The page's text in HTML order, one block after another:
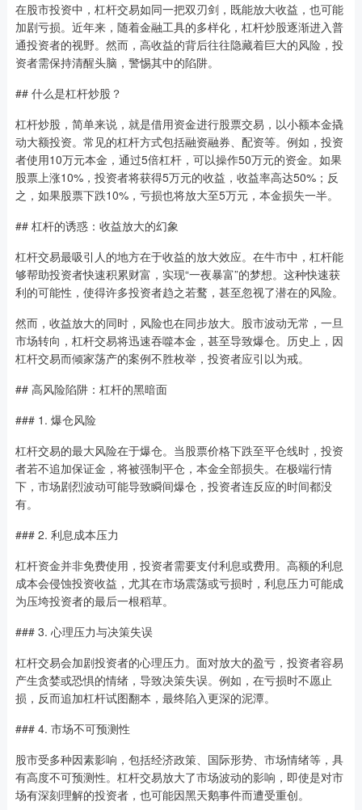
在股市投资中，杠杆交易如同一把双刃剑，既能放大收益，也可能
加剧亏损。近年来，随着金融工具的多样化，杠杆炒股逐渐进入普
通投资者的视野。然而，高收益的背后往往隐藏着巨大的风险，投
资者需保持清醒头脑，警惕其中的陷阱。
## 什么是杠杆炒股？
杠杆炒股，简单来说，就是借用资金进行股票交易，以小额本金撬
动大额投资。常见的杠杆方式包括融资融券、配资等。例如，投资
者使用10万元本金，通过5倍杠杆，可以操作50万元的资金。如果
股票上涨10%，投资者将获得5万元的收益，收益率高达50%；反
之，如果股票下跌10%，亏损也将放大至5万元，本金损失一半。
## 杠杆的诱惑：收益放大的幻象
杠杆交易最吸引人的地方在于收益的放大效应。在牛市中，杠杆能
够帮助投资者快速积累财富，实现“一夜暴富”的梦想。这种快速获
利的可能性，使得许多投资者趋之若鹜，甚至忽视了潜在的风险。
然而，收益放大的同时，风险也在同步放大。股市波动无常，一旦
市场转向，杠杆交易将迅速吞噬本金，甚至导致爆仓。历史上，因
杠杆交易而倾家荡产的案例不胜枚举，投资者应引以为戒。
## 高风险陷阱：杠杆的黑暗面
### 1. 爆仓风险
杠杆交易的最大风险在于爆仓。当股票价格下跌至平仓线时，投资
者若不追加保证金，将被强制平仓，本金全部损失。在极端行情
下，市场剧烈波动可能导致瞬间爆仓，投资者连反应的时间都没
有。
### 2. 利息成本压力
杠杆资金并非免费使用，投资者需要支付利息或费用。高额的利息
成本会侵蚀投资收益，尤其在市场震荡或亏损时，利息压力可能成
为压垮投资者的最后一根稻草。
### 3. 心理压力与决策失误
杠杆交易会加剧投资者的心理压力。面对放大的盈亏，投资者容易
产生贪婪或恐惧的情绪，导致决策失误。例如，在亏损时不愿止
损，反而追加杠杆试图翻本，最终陷入更深的泥潭。
### 4. 市场不可预测性
股市受多种因素影响，包括经济政策、国际形势、市场情绪等，具
有高度不可预测性。杠杆交易放大了市场波动的影响，即使是对市
场有深刻理解的投资者，也可能因黑天鹅事件而遭受重创。